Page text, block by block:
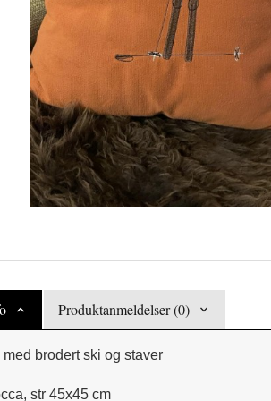
Produktanmeldelser (0)
med brodert ski og staver
str 45x45 cm